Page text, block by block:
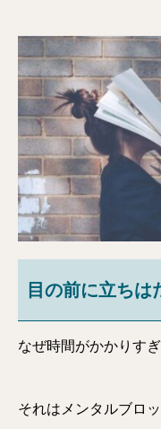
目の前に立ちは
なぜ時間がかかりす
それはメンタルブロ